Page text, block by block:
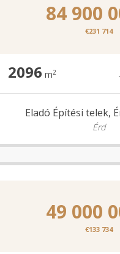
84 900
€231 714
2096 m2
Eladó Építési telek,
Érd
49 000
€133 734